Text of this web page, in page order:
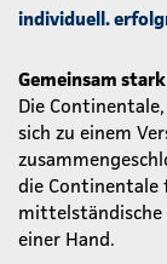
individuell.
Gemeinsam
Die
sich zu einem
die Continentale
mittelständische
einer Hand.